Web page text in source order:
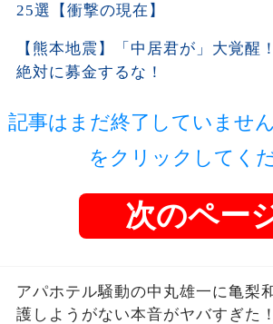
25選【衝撃の現在】
【熊本地震】「中居君が」大覚醒
絶対に募金するな！
記事はまだ終了していませ
をクリックしてく
次のペー
アパホテル騒動の中丸雄一に亀梨
護しようがない本音がヤバすぎた